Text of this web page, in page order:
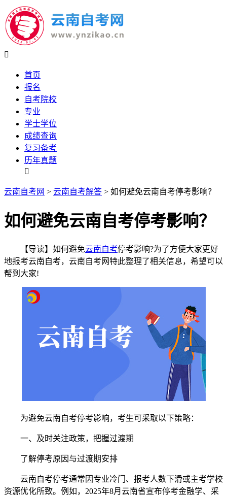

首页
报名
自考院校
专业
学士学位
成绩查询
复习备考
历年真题

云南自考网 > 云南自考解答 > 如何避免云南自考停考影响？
如何避免云南自考停考影响？
【导读】如何避免云南自考停考影响?为了方便大家更好
地报考云南自考，云南自考网特此整理了相关信息，希望可以
帮到大家!
为避免云南自考停考影响，考生可采取以下策略：
一、及时关注政策，把握过渡期
了解停考原因与过渡期安排
云南自考停考通常因专业冷门、报考人数下滑或主考学校
资源优化所致。例如，2025年8月云南省宣布停考金融学、采